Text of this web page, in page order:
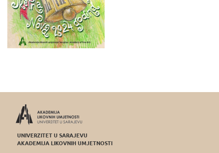
UNIVERZITET U SARAJEVU
AKADEMIJA LIKOVNIH UMJETNOSTI